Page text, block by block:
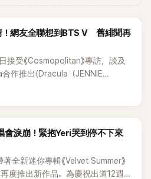
網友全聯想到BTS V 舊緋聞再
接受《Cosmopolitan》專訪，談及
作推出〈Dracula（JENNIE
到她一句關於「共同朋友」的回答，
淚崩！緊抱Yeri哭到停不下來
全新迷你專輯《Velvet Summer》
度推出新作品。為慶祝出道12週